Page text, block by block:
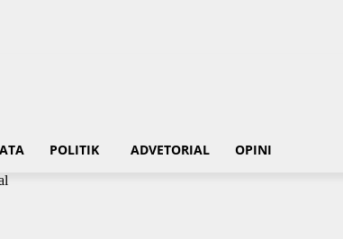
POLITIK ADVETORIAL OPINI